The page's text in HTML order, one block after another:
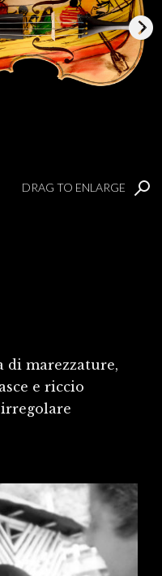
DRAG TO ENLARGE
di marezzature,
e riccio